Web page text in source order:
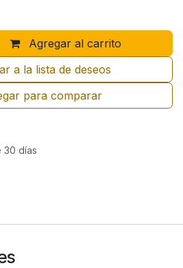
Agregar al carrito
para comparar
a la lista de deseos
30 días